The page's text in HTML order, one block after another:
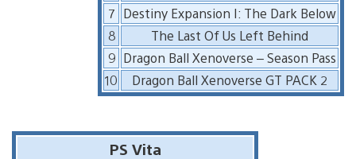
7 Destiny Expansion I: The Dark Below
8
The Last Of Us Left Behind
9 Dragon Ball Xenoverse – Season Pass
10
Dragon Ball Xenoverse GT PACK 2
PS Vita